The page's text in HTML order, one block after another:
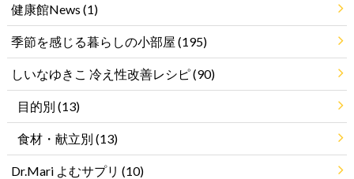
健康館News (1)
季節を感じる暮らしの小部屋 (195)
しいなゆきこ 冷え性改善レシピ(90)
目的別 (13)
食材・献立別 (13)
Dr.Mari よむサプリ (10)